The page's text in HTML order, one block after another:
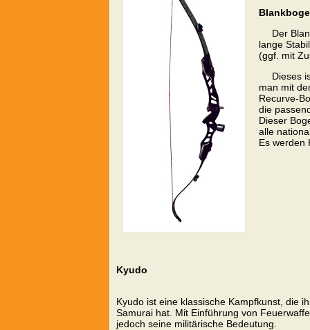
Der
lange
(ggf. mit
Dieses
man mit
Recurve-
die
Dieser
alle
Es werden
Kyudo
Kyudo ist eine klassische Kampfkunst, die
Samurai hat. Mit Einführung von
jedoch seine militärische Bedeutung.